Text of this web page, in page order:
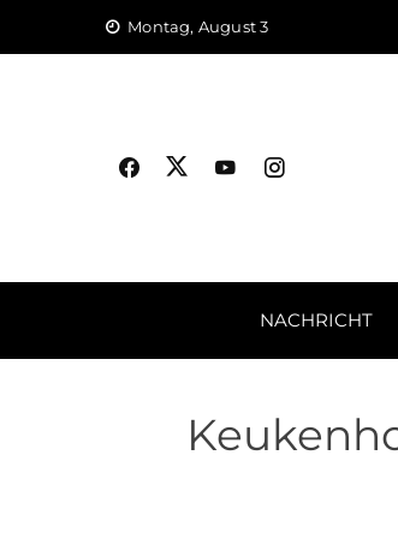
Montag, August 3
NACHRICHT